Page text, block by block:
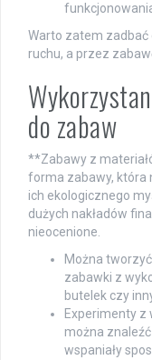
Warto zatem zadbać
ruchu, a przez
do zabaw
**Zabawy z
forma zabawy, która
ich ekologicznego
dużych nakładów
nieocenione.
Można
zabawki z
butelek czy
Experimenty
można
wspaniały